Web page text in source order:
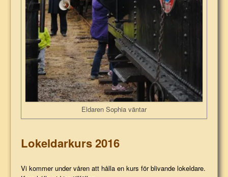
Eldaren Sophia väntar
Lokeldarkurs 2016
Vi kommer under våren att hålla en kurs för blivande lokeldare.